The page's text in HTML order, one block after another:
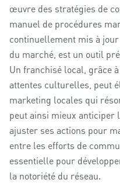
œuvre des stratégies de
manuel de procédures
continuellement mis à
du marché, est un outil
Un franchisé local, grâce
attentes culturelles, peut
marketing locales qui
peut ainsi mieux anticiper
ajuster ses actions pour
entre les efforts de
essentielle pour
la notoriété du réseau.